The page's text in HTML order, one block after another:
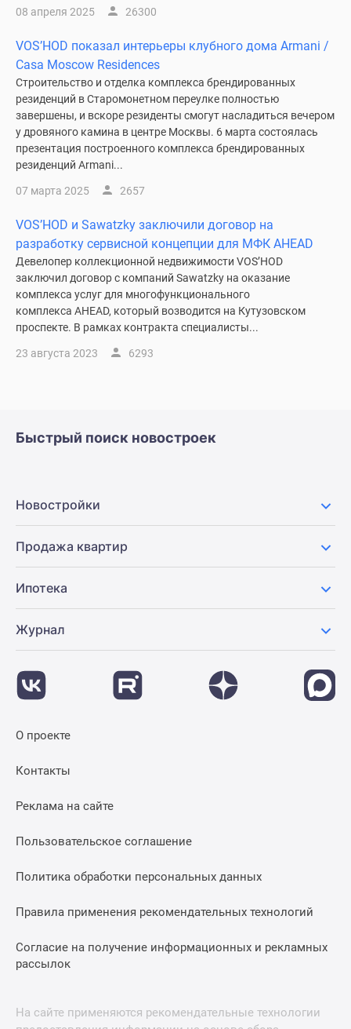
Поиск
Москве
Программа
реновации
Москве
Новостройки
премиум-
Новостройки
бизнес-
класса
Рассрочка
Траншевая
ипотека
Дома
коттеджные
поселки
Строящиеся
коттеджные
поселки
Коттеджные
поселки
водоема
поселки
ипотеку
центры
Скидки
акции
Макс
08 апреля 2025 26300
VOS’HOD показал интерьеры клубного дома Armani /
Casa Moscow Residences
Строительство и отделка комплекса брендированных
резиденций в Старомонетном переулке полностью
завершены, и вскоре резиденты смогут насладиться вечером
у дровяного камина в центре Москвы. 6 марта состоялась
презентация построенного комплекса брендированных
резиденций Armani...
07 марта 2025 2657
VOS’HOD и Sawatzky заключили договор на
разработку сервисной концепции для МФК AHEAD
Девелопер коллекционной недвижимости VOS’HOD
заключил договор с компаний Sawatzky на оказание
комплекса услуг для многофункционального
комплекса AHEAD, который возводится на Кутузовском
проспекте. В рамках контракта специалисты...
23 августа 2023 6293
Быстрый поиск новостроек
Новостройки
Продажа квартир
Ипотека
Журнал
О проекте
Контакты
Реклама на сайте
Пользовательское соглашение
Политика обработки персональных данных
Правила применения рекомендательных технологий
Согласие на получение информационных и рекламных
рассылок
На сайте применяются рекомендательные технологии